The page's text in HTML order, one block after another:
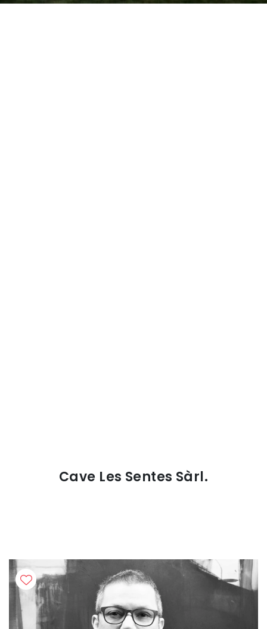
Cave Les Sentes Sàrl.